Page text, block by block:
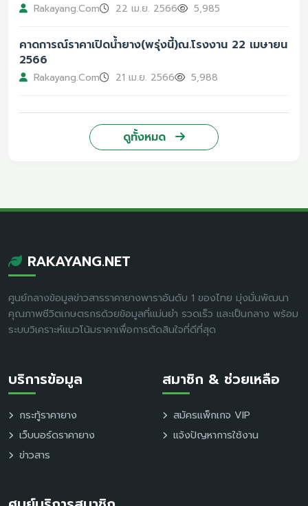
Rakayang.Com 22 เม.ย. 2566 5,985
คาดการณ์ราคาเปิดน้ำยาง(พรุ่งนี้)ณ.โรงงาน 22 เมษายน
2566
Rakayang.Com 21 เม.ย. 2566 5,988
ดูทั้งหมด
RAKAYANG.NET
ศูนย์กลางข้อมูลข่าวสารราคายางพาราอันดับ 1 ของไทย มุ่งมั่นพัฒนา
คุณภาพชีวิตเกษตรกรด้วยข้อมูลที่แม่นยำ รวดเร็ว และเป็นกลาง พร้อม
ระบบวิเคราะห์แนวโน้มราคาเพื่อการตัดสินใจที่ดีที่สุด
บริการข้อมูล
กระทู้ราคายาง
เว็บบอร์ดราคายาง
ข่าวสาร
สมาชิก & ช่วยเหลือ
สมัครแพ็กเกจ VIP
แจ้งปัญหาการใช้งาน